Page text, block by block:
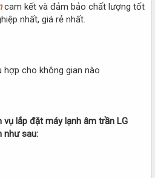
cam kết và đảm bảo chất lượng tốt
nhất, giá rẻ nhất.
lắp đặt máy lạnh âm trần LG
như sau: